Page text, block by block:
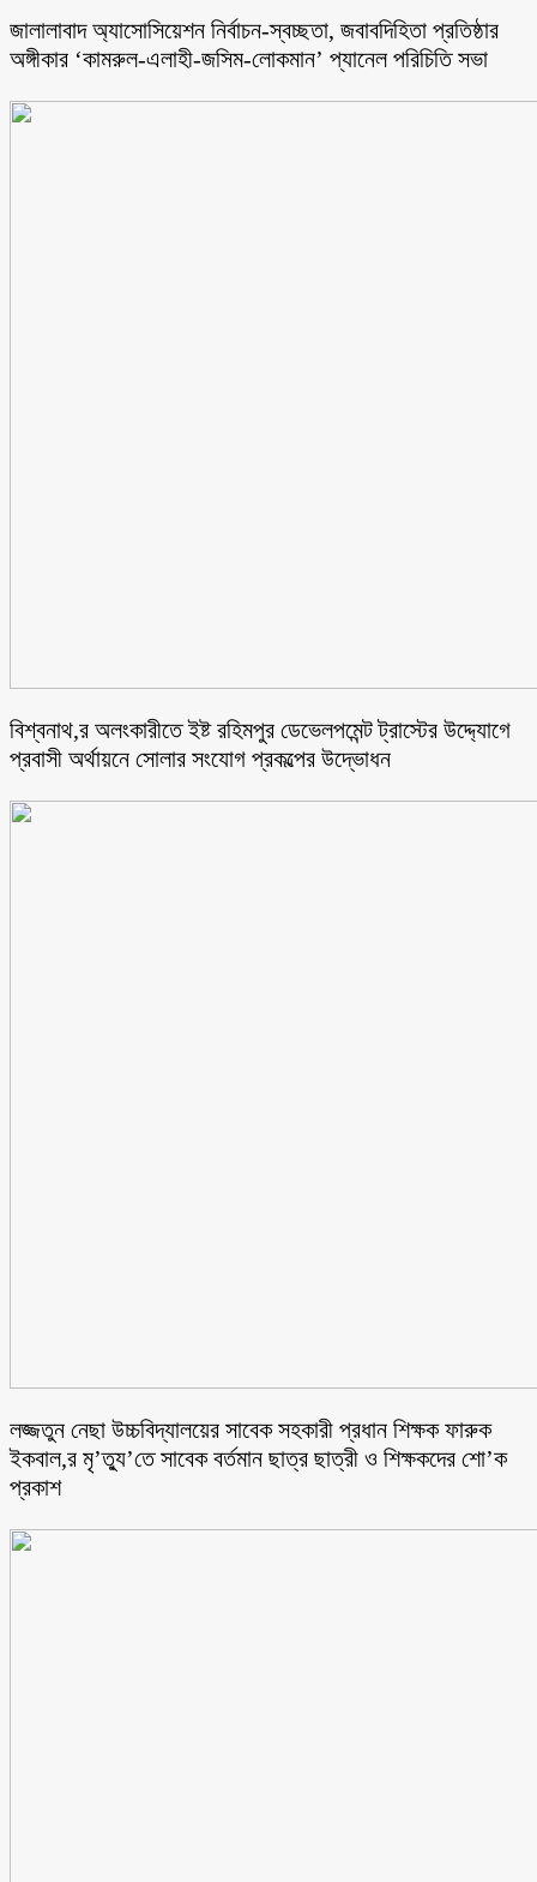
জালালাবাদ অ্যাসোসিয়েশন নির্বাচন-স্বচ্ছতা, জবাবদিহিতা প্রতিষ্ঠার
অঙ্গীকার ‘কামরুল-এলাহী-জসিম-লোকমান’ প্যানেল পরিচিতি সভা
বিশ্বনাথ,র অলংকারীতে ইষ্ট রহিমপুর ডেভেলপমেন্ট ট্রাস্টের উদ্দ্যোগে
প্রবাসী অর্থায়নে সোলার সংযোগ প্রকল্পের উদ্ভোধন
লজ্জতুন নেছা উচ্চবিদ্যালয়ের সাবেক সহকারী প্রধান শিক্ষক ফারুক
ইকবাল,র মৃ’ত্যু’তে সাবেক বর্তমান ছাত্র ছাত্রী ও শিক্ষকদের শো’ক
প্রকাশ